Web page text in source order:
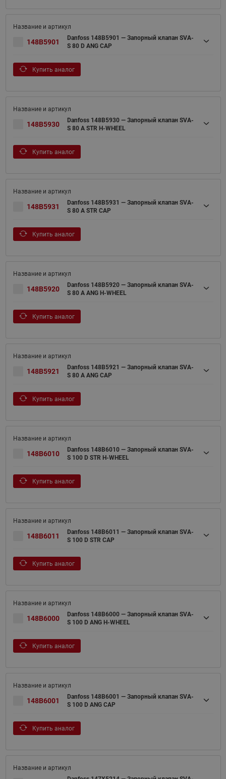
148B5901
Danfoss 148B5901 — Запорный клапан SVA-
S 80 D ANG CAP
Купить аналог
148B5930
Danfoss 148B5930 — Запорный клапан SVA-
S 80 A STR H-WHEEL
Купить аналог
148B5931
Danfoss 148B5931 — Запорный клапан SVA-
S 80 A STR CAP
Купить аналог
148B5920
Danfoss 148B5920 — Запорный клапан SVA-
S 80 A ANG H-WHEEL
Купить аналог
148B5921
Danfoss 148B5921 — Запорный клапан SVA-
S 80 A ANG CAP
Купить аналог
148B6010
Danfoss 148B6010 — Запорный клапан SVA-
S 100 D STR H-WHEEL
Купить аналог
148B6011
Danfoss 148B6011 — Запорный клапан SVA-
S 100 D STR CAP
Купить аналог
148B6000
Danfoss 148B6000 — Запорный клапан SVA-
S 100 D ANG H-WHEEL
Купить аналог
148B6001
Danfoss 148B6001 — Запорный клапан SVA-
S 100 D ANG CAP
Купить аналог